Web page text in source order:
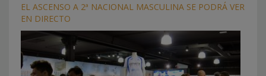
EL ASCENSO A 2ª NACIONAL MASCULINA SE PODRÁ VER
EN DIRECTO